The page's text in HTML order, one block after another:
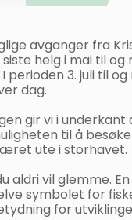
avganger fra
helg i mai til og
perioden 3. juli til og
dag.
gir vi i underkant
til å
ute i storhavet.
aldri vil glemme.
symbolet for
for